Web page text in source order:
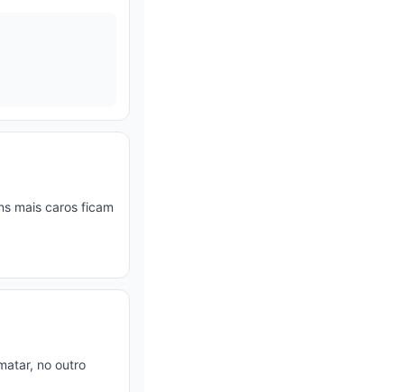
mais caros ficam
no outro